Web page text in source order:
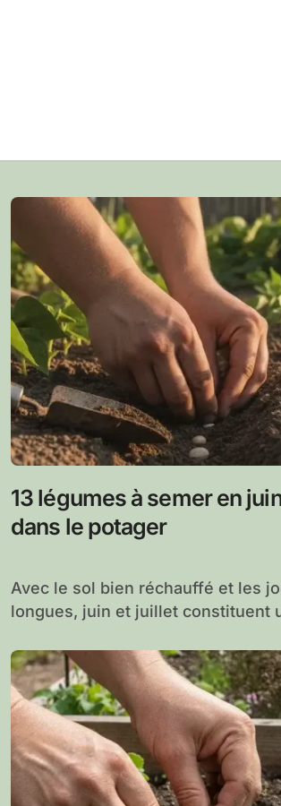
13 légumes à semer en
dans le potager
Avec le sol bien réchauffé et les journées
longues, juin et juillet constituent